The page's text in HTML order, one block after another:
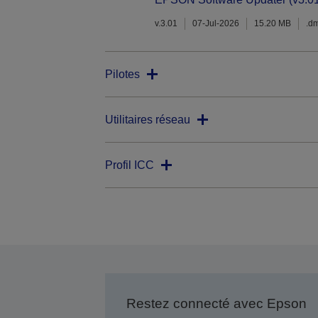
v.3.01 07-Jul-2026 15.20 MB
Pilotes
Utilitaires réseau
Profil ICC
Restez connecté avec Epson